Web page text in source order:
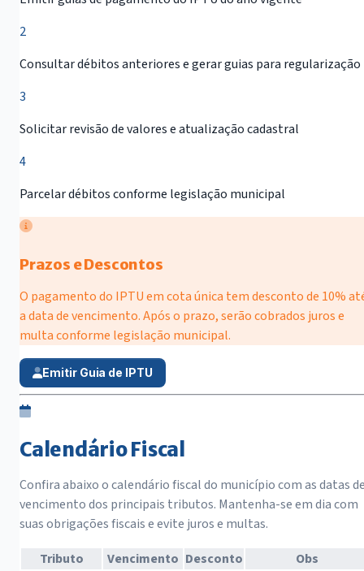
2
Consultar débitos anteriores e gerar guias para regularização
3
Solicitar revisão de valores e atualização cadastral
4
Parcelar débitos conforme legislação municipal
Prazos e Descontos
O pagamento do IPTU em cota única tem desconto de 10%
a data de vencimento. Após o prazo, serão cobrados juros e
multa conforme legislação municipal.
Emitir Guia de IPTU
Calendário Fiscal
Confira abaixo o calendário fiscal do município com as datas
vencimento dos principais tributos. Mantenha-se em dia com
suas obrigações fiscais e evite juros e multas.
Tributo
Vencimento Desconto
Obs